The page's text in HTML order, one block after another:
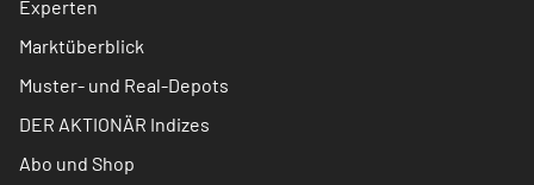
Experten
Marktüberblick
Muster- und Real-Depots
DER AKTIONÄR Indizes
Abo und Shop